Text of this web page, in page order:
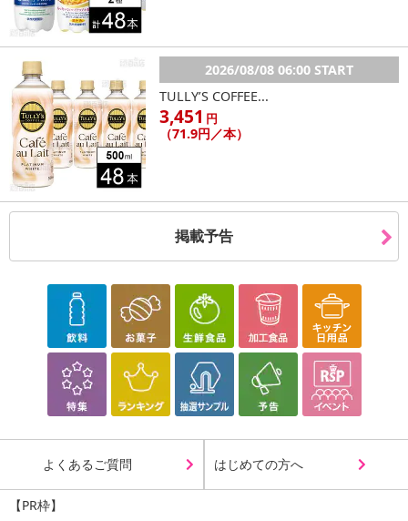
2026/08/08 06:00 START
TULLY’S COFFEE...
3,451 円
（71.9円／本）
掲載予告
よくあるご質問 はじめての方へ
【PR枠】